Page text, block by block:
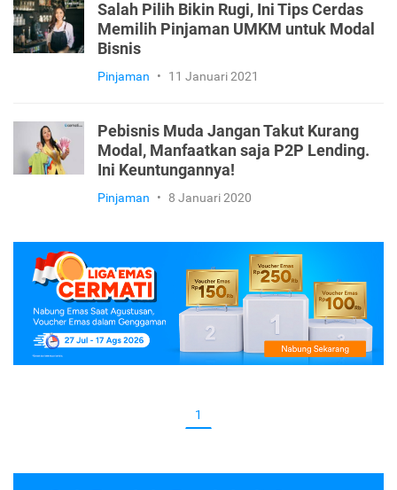
Salah Pilih Bikin Rugi, Ini Tips Cerdas
Memilih Pinjaman UMKM untuk Modal
Bisnis
Pinjaman • 11 Januari 2021
Pebisnis Muda Jangan Takut Kurang
Modal, Manfaatkan saja P2P Lending.
Ini Keuntungannya!
Pinjaman • 8 Januari 2020
1